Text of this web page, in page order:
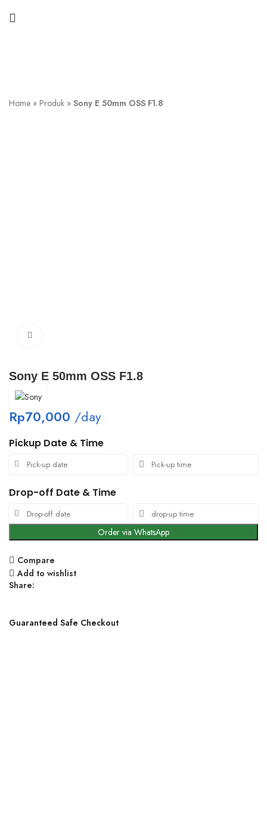
Home » Produk » Sony E 50mm OSS F1.8
Sony E 50mm OSS F1.8
Rp70,000 /day
Pickup Date & Time
Drop-off Date & Time
Order via WhatsApp
Compare
Add to wishlist
Share:
Guaranteed Safe Checkout